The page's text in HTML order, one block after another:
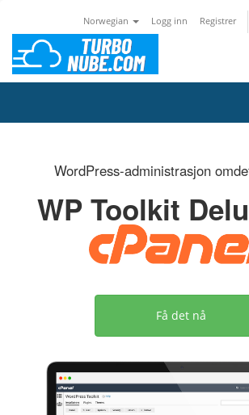
Norwegian Logg inn Registrer
WordPress-administrasjon
WP Toolkit
Få det nå